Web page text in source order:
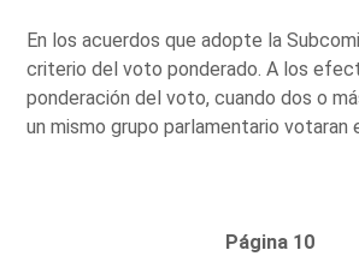
En los acuerdos que adopte la
criterio del voto ponderado. A los
ponderación del voto, cuando dos o
un mismo grupo parlamentario votaran
Página 10